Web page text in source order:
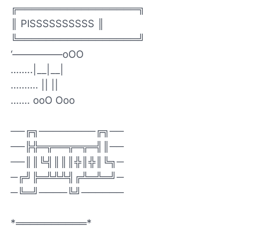
╔═════════════════╗
║ PISSSSSSSSSS ║
╚═════════════════╝
‘—————oOO
……..|__|__|
………. || ||
……. ooO Ooo
──╔╗────────╔╗──
──╠╬═╦══╦═╦═╣║──
──║║╚╣║║║╬║╬║╚╗─
─╔╝╠═╩╩╩╣╔╩═╩═╝─
─╚═╝────╚╝──────
*══════════*